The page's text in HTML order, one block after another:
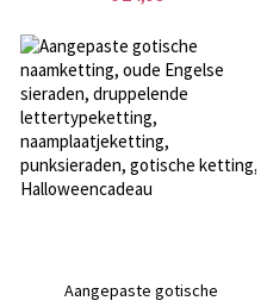
Decoratie, Halloween Cadeau
voor Familie/Grootouders
Aangepaste gotische